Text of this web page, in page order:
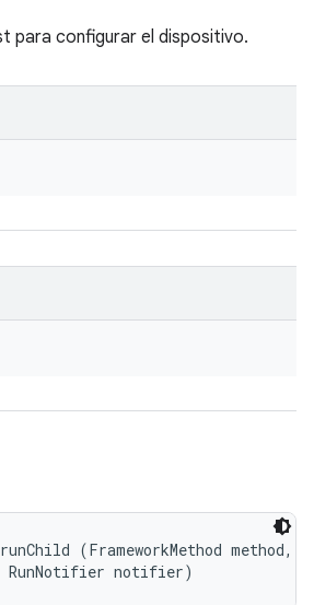
para configurar el dispositivo.
(FrameworkMethod method,
RunNotifier notifier)